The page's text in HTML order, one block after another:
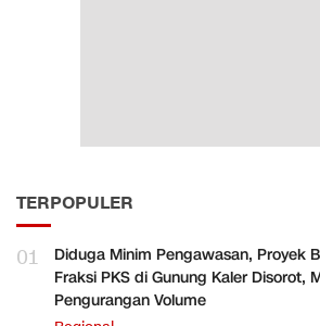
TERPOPULER
01
Diduga Minim Pengawasan, Proyek
Fraksi PKS di Gunung Kaler Disorot,
Pengurangan Volume